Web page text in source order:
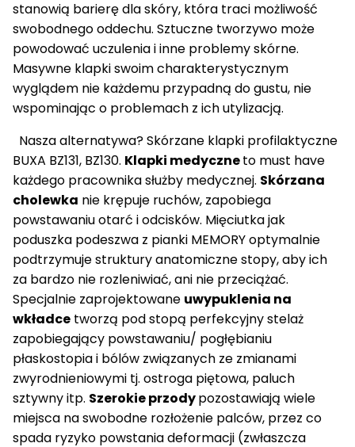
stanowią barierę dla skóry, która traci możliwość
swobodnego oddechu. Sztuczne tworzywo może
powodować uczulenia i inne problemy skórne.
Masywne klapki swoim charakterystycznym
wyglądem nie każdemu przypadną do gustu, nie
wspominając o problemach z ich utylizacją.
Nasza alternatywa? Skórzane klapki profilaktyczne
BUXA BZ131, BZ130. Klapki medyczneto must have
każdego pracownika służby medycznej. Skórzana
cholewka nie krępuje ruchów, zapobiega
powstawaniu otarć i odcisków. Mięciutka jak
poduszka podeszwa z pianki MEMORY optymalnie
podtrzymuje struktury anatomiczne stopy, aby ich
za bardzo nie rozleniwiać, ani nie przeciążać.
Specjalnie zaprojektowane uwypuklenia na
wkładce tworzą pod stopą perfekcyjny stelaż
zapobiegający powstawaniu/ pogłębianiu
płaskostopia i bólów związanych ze zmianami
zwyrodnieniowymi tj. ostroga piętowa, paluch
sztywny itp. Szerokie przodypozostawiają wiele
miejsca na swobodne rozłożenie palców, przez co
spada ryzyko powstania deformacji (zwłaszcza